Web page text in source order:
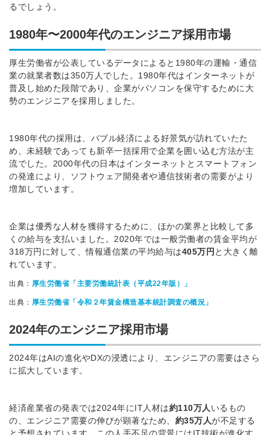
るでしょう。
1980年〜2000年代のエンジニア採用市場
厚生労働省が公表しているデータによると1980年の運輸・通信
業の就業者数は350万人でした。1980年代はインターネットが
普及し始めた段階であり、企業がパソコンを保守するために大
勢のエンジニアを採用しました。
1980年代の採用は、バブル経済による好景気が訪れていたた
め、未経験であっても新卒一括採用で企業を囲い込む方法が主
流でした。 2000年代の日本はインターネットとスマートフォン
の発達により、ソフトウェア開発者や通信技術者の需要がより
増加しています。
企業は優秀な人材を獲得するために、ほかの業界と比較して多
くの給与を支払いました。2020年では一般労働者の賃金平均が
318万円に対して、情報通信業の平均給与は405万円 と大きく離
れています。
出典： 厚生労働省「主要労働統計表（平成22年版）」
出典： 厚生労働省「令和２年賃金構造基本統計調査の概況」
2024年のエンジニア採用市場
2024年はAIの進化やDXの浸透により、エンジニアの需要はさら
に拡大しています。
経済産業省の発表では2024年にIT人材は約110万人 いるもの
の、エンジニア需要の伸びが顕著なため、 約35万人が不足する